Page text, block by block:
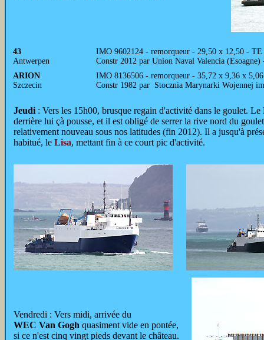
43
Antwerpen
IMO 9602124 - remorqueur - 29,50 x 12,50 -
Constr 2012 par Union Naval Valencia
ARION
Szczecin
IMO 8136506 - remorqueur - 35,72 x 9,36 x
Constr 1982 par Stocznia Marynarki Wojennej
Jeudi : Vers les 15h00, brusque regain d'activité dans le goulet. Le
derrière lui çà pousse, et il est obligé de serrer la rive nord du
relativement nouveau sous nos latitudes (fin 2012). Il a jusqu'à
habitué, le Lisa, mettant fin à ce court pic d'activité.
Vendredi : Vers midi, arrivée du
WEC Van Gogh quasiment vide en pontée,
si ce n'est cinq vingt pieds devant le château.